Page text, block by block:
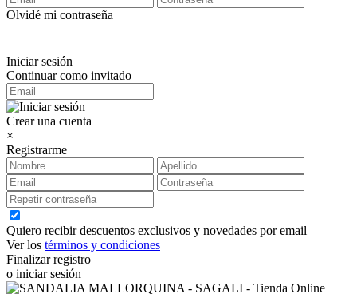
Olvidé mi contraseña
Iniciar sesión
Continuar como invitado
Crear una cuenta
×
Registrarme
Quiero recibir descuentos exclusivos y novedades por email
Ver los términos y condiciones
Finalizar registro
o iniciar sesión